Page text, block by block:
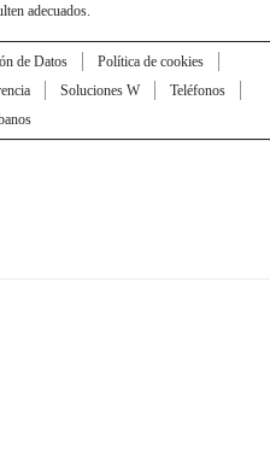
adecuados.
de Datos
Política de cookies
Soluciones W
Teléfonos